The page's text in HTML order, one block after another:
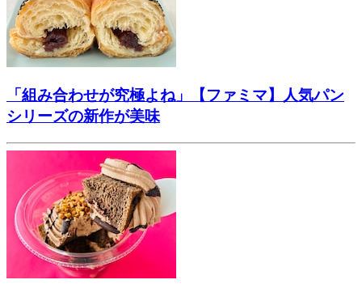
「組み合わせが究極よね」【ファミマ】人気パン
シリーズの新作が美味